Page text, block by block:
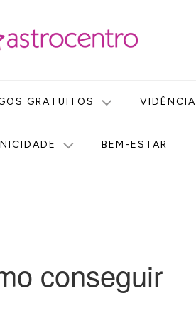
GRATUITOS VIDÊNCIA
BEM-ESTAR
conseguir